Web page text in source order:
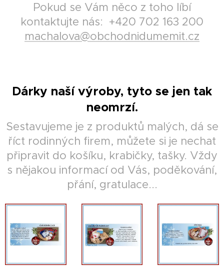
Pokud se Vám něco z toho líbí
kontaktujte nás: +420 702 163 200
machalova@obchodnidumemit.cz
Dárky naší výroby, tyto se jen tak
neomrzí.
Sestavujeme je z produktů malých, dá se
říct rodinných firem, můžete si je nechat
připravit do košíku, krabičky, tašky. Vždy
s nějakou informací od Vás, poděkování,
přání, gratulace...